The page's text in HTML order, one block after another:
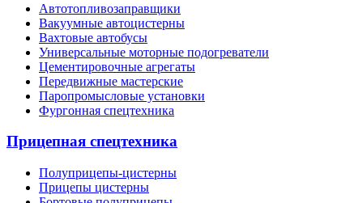
Автотопливозаправщики
Вакуумные автоцистерны
Вахтовые автобусы
Универсальные моторные подогреватели
Цементировочные агрегаты
Передвижные мастерские
Паропромысловые установки
Фургонная спецтехника
Прицепная спецтехника
Полуприцепы-цистерны
Прицепы цистерны